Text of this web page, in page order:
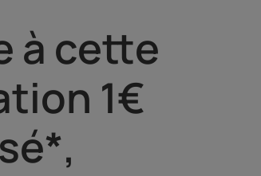
à cette
1€